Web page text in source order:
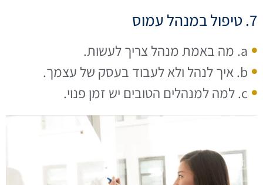
7. טיפול במנהל עמוס
a. מה באמת מנהל צריך לעשות.
b. איך לנהל ולא לעבוד בעסק של עצמך.
c. למה למנהלים הטובים יש זמן פנוי.